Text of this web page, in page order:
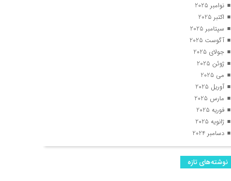
نوامبر 2025
اکتبر 2025
سپتامبر 2025
آگوست 2025
جولای 2025
ژوئن 2025
می 2025
آوریل 2025
مارس 2025
فوریه 2025
ژانویه 2025
دسامبر 2024
نوشته‌های تازه